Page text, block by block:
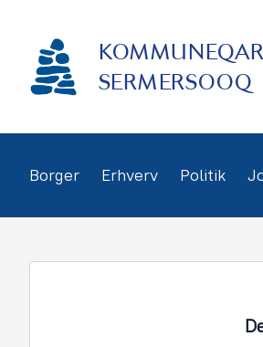
indhold
SERMERSOOQ
Borger Erhverv Politik